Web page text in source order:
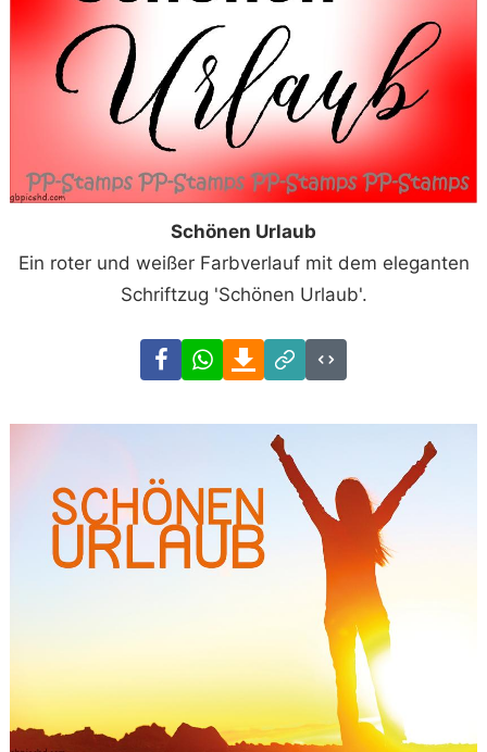
Schönen Urlaub
Ein roter und weißer Farbverlauf mit dem eleganten
Schriftzug 'Schönen Urlaub'.
FacebookWhatsAppDownload
Link
Code